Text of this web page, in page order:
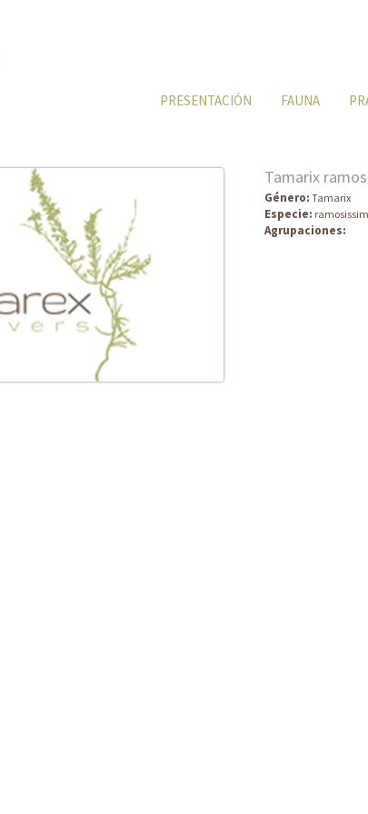
PRESENTACIÓN FAUNA
Tamarix
Género: Tamarix
Especie:
Agrupaciones: